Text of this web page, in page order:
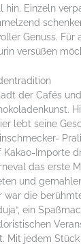
hin. Einzeln
Genuss. Für
versüßen
der Cafés
lebt seine
Importe
das erste
und
war die
ein
Mit jedem